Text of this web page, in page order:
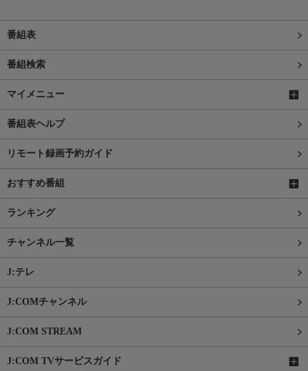
番組表
番組検索
マイメニュー
番組表ヘルプ
リモート録画予約ガイド
おすすめ番組
ランキング
チャンネル一覧
J:テレ
J:COMチャンネル
J:COM STREAM
J:COM TVサービスガイド